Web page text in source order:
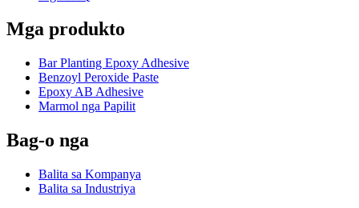
Mga produkto
Bar Planting Epoxy Adhesive
Benzoyl Peroxide Paste
Epoxy AB Adhesive
Marmol nga Papilit
Bag-o nga
Balita sa Kompanya
Balita sa Industriya